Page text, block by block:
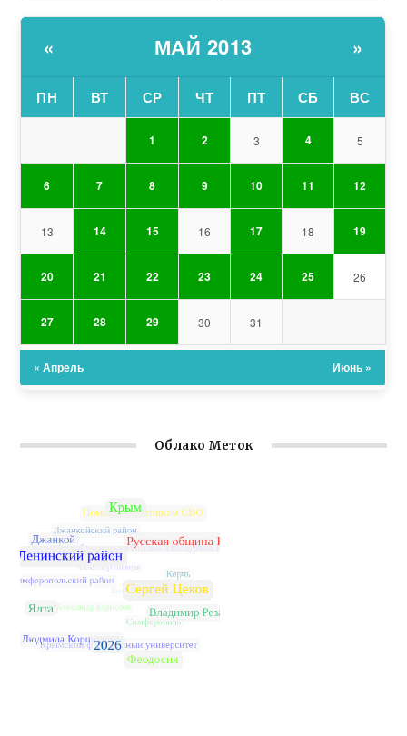
« МАЙ 2013 »
ПН ВТ СР ЧТ ПТ СБ ВС
1 2 3 4 5
6 7 8 9 10 11 12
13 14 15 16 17 18 19
20 21 22 23 24 25 26
27 28 29 30 31
« Апрель Июнь »
Облако Меток